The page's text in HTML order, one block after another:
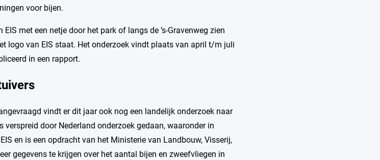
voor bijen.
met een netje door het park of langs de ’s-Gravenweg zien
logo van EIS staat. Het onderzoek vindt plaats van april t/m juli
in een rapport.
vindt er dit jaar ook nog een landelijk onderzoek naar
door Nederland onderzoek gedaan, waaronder in
en is een opdracht van het Ministerie van Landbouw, Visserij,
gegevens te krijgen over het aantal bijen en zweefvliegen in